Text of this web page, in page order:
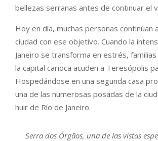
bellezas serranas antes de continuar el
Hoy en día, muchas personas continúan
ciudad con ese objetivo. Cuando la
Janeiro se transforma en estrés,
la capital carioca acuden a Teresópolis
Hospedándose en una segunda casa
una de las numerosas posadas de la
huir de Río de Janeiro.
Serra dos Órgãos, una de las vistas